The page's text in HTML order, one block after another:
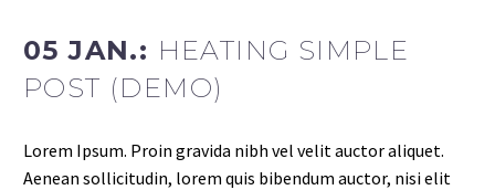
05 JAN.: HEATING SIMPLE
POST (DEMO)
Lorem Ipsum. Proin gravida nibh vel velit auctor aliquet.
Aenean sollicitudin, lorem quis bibendum auctor, nisi elit